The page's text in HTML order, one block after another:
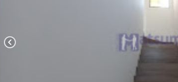
chevron_left